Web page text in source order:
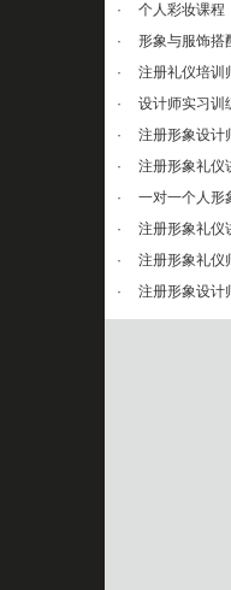
·
个人彩妆课程
·
形象与服饰搭
·
注册礼仪培训
·
设计师实习训
·
注册形象设计
·
注册形象礼仪
·
一对一个人形
·
注册形象礼仪
·
注册形象礼仪
·
注册形象设计